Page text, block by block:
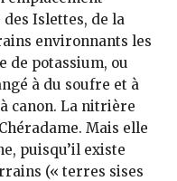
Islettes, de la
environnants les
potassium, ou
à du soufre et à
canon. La nitrière
Mais elle
puisqu’il existe
(« terres sises